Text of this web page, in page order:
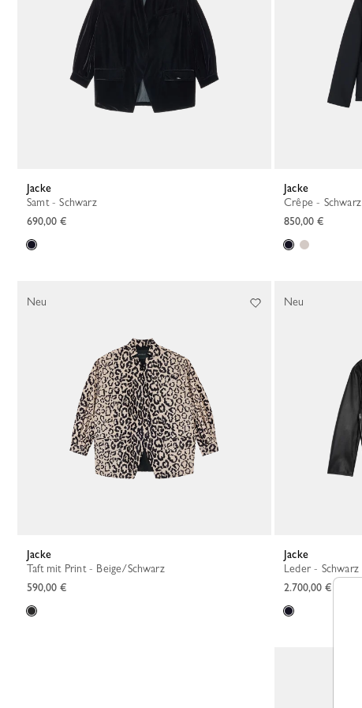
Jacke
Samt - Schwarz
690,00 €
Jacke
Crêpe - Schwarz
850,00 €
Jacke
Taft mit Print - Beige/Schwarz
590,00 €
Neu
Jacke
Leder - Schwarz
2.700,00 €
Neu